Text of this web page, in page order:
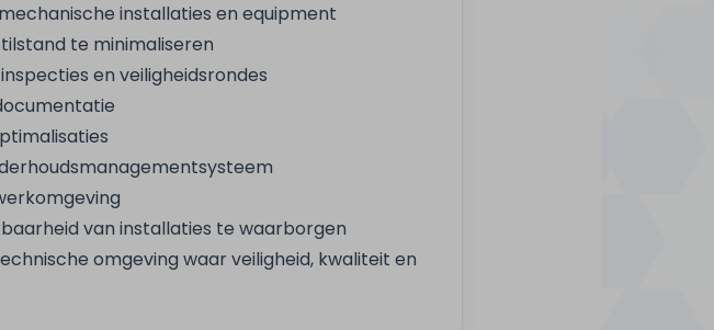
installaties en equipment
te minimaliseren
en veiligheidsrondes
van installaties te waarborgen
omgeving waar veiligheid, kwaliteit en